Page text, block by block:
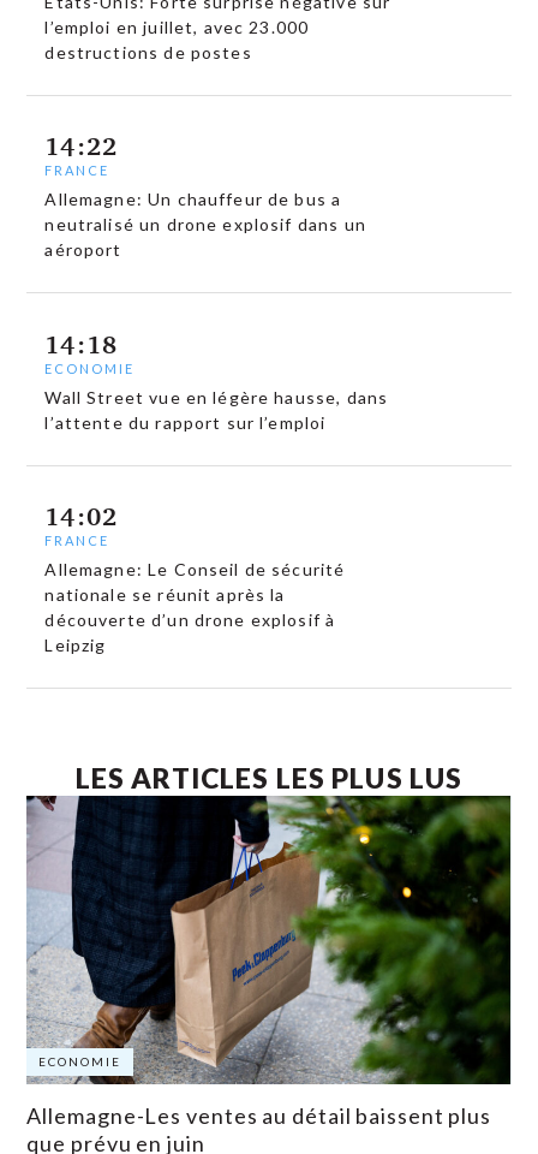
l’emploi en juillet, avec 23.000
destructions de postes
14:22
FRANCE
Allemagne: Un chauffeur de bus a
neutralisé un drone explosif dans un
aéroport
14:18
ECONOMIE
Wall Street vue en légère hausse, dans
l’attente du rapport sur l’emploi
14:02
FRANCE
Allemagne: Le Conseil de sécurité
nationale se réunit après la
découverte d’un drone explosif à
Leipzig
LES ARTICLES LES PLUS LUS
ECONOMIE
Allemagne-Les ventes au détail baissent plus
que prévu en juin